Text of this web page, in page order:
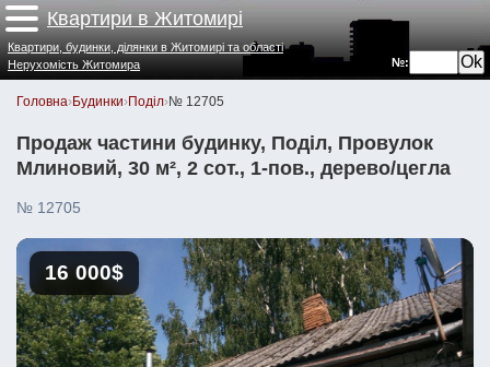
Квартири в Житомирі
№:
Квартири, будинки, ділянки в Житомирі та області
Нерухомість Житомира
Головна›Будинки›Поділ›№ 12705
Продаж частини будинку, Поділ, Провулок
Млиновий, 30 м², 2 сот., 1-пов., дерево/цегла
№ 12705
16 000$